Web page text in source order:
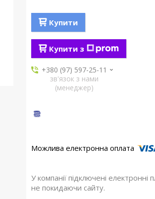
Купити
Купити з
+380 (97) 597-25-11
зв'язок з нами
(менеджер)
У компанії підключені
не покидаючи сайту.